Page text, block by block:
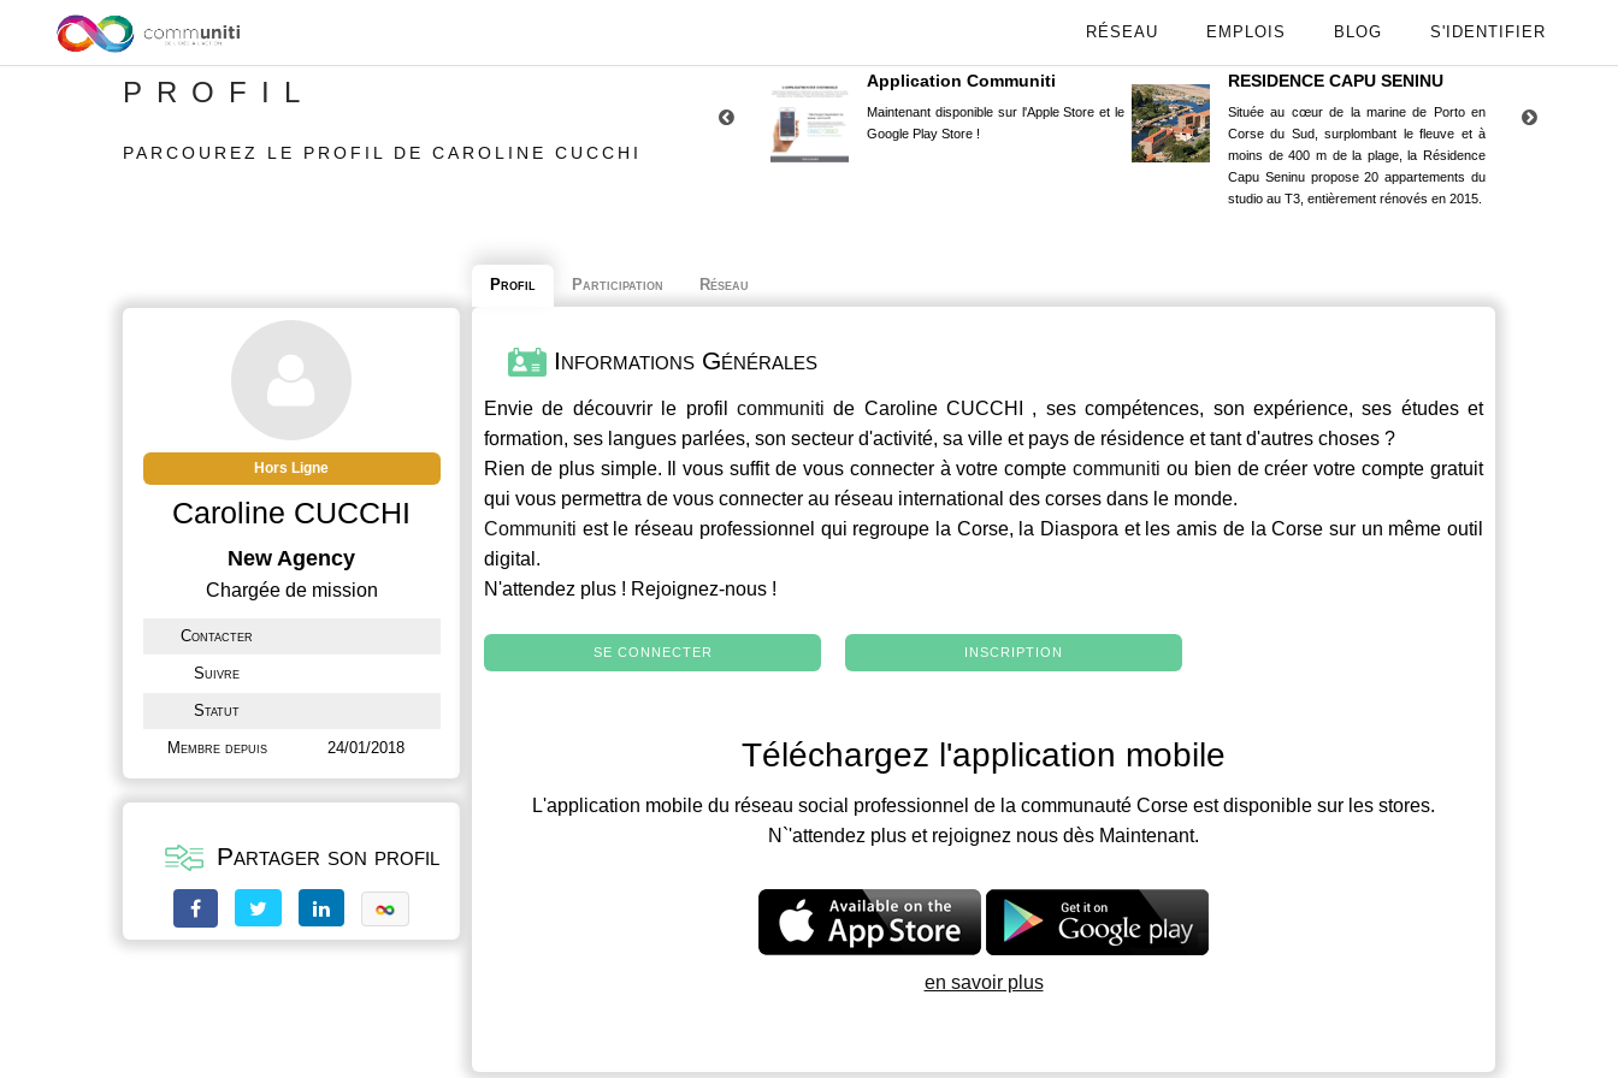
RÉSEAU EMPLOIS BLOG S'IDENTIFIER
PROFIL
PARCOUREZ LE PROFIL DE CAROLINE CUCCHI
Application Communiti
Maintenant disponible sur l'Apple Store et le
Google Play Store !
RESIDENCE CAPU SENINU
Située au cœur de la marine de Porto en
Corse du Sud, surplombant le fleuve et à
moins de 400 m de la plage, la Résidence
Capu Seninu propose 20 appartements du
studio au T3, entièrement rénovés en 2015.
Hors Ligne
Caroline CUCCHI
New Agency
Chargée de mission
Contacter
Suivre
Statut
Membre depuis 24/01/2018
Partager son profil
Profil Participation Réseau
Informations Générales
Envie de découvrir le profil communiti de Caroline CUCCHI , ses compétences, son expérience, ses études et
formation, ses langues parlées, son secteur d'activité, sa ville et pays de résidence et tant d'autres choses ?
Rien de plus simple. Il vous suffit de vous connecter à votre comptecommuniti ou bien de créer votre compte gratuit
qui vous permettra de vous connecter au réseau international des corses dans le monde.
Communiti est le réseau professionnel qui regroupe la Corse, la Diaspora et les amis de la Corse sur un même outil
digital.
N'attendez plus ! Rejoignez-nous !
SE CONNECTER INSCRIPTION
Téléchargez l'application mobile
L'application mobile du réseau social professionnel de la communauté Corse est disponible sur les stores.
N`'attendez plus et rejoignez nous dès Maintenant.
en savoir plus